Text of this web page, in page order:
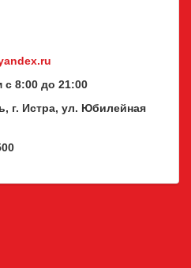
8:00 до 21:00
г. Истра, ул. Юбилейная